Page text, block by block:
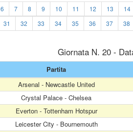
6 7 8 9 10 11 12 13 14
31 32 33 34 35 36 37 38
Giornata N. 20 -
Partita
Arsenal - Newcastle United
Crystal Palace - Chelsea
Everton - Tottenham Hotspur
Leicester City - Bournemouth